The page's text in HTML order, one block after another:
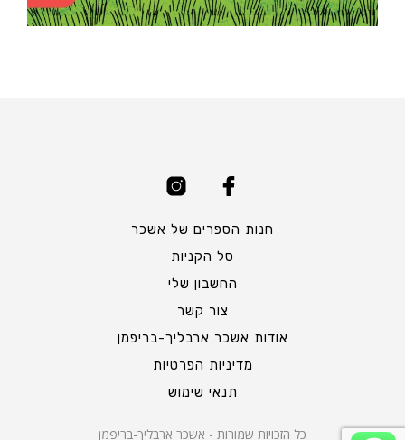
חנות הספרים של אשכר
סל הקניות
החשבון שלי
צור קשר
אודות אשכר ארבליך-בריפמן
מדיניות הפרטיות
תנאי שימוש
כל הזכויות שמורות - אשכר ארבליך-בריפמן